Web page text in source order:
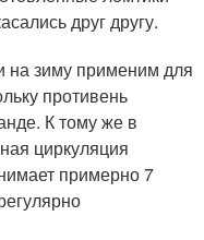
друг другу.
на зиму применим для
противень
К тому же в
циркуляция
примерно 7